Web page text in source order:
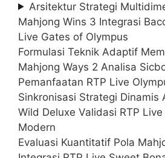
Arsitektur Strategi
Mahjong Wins 3 Integrasi
Live Gates of Olympus
Formulasi Teknik Adaptif
Mahjong Ways 2 Analisa
Pemanfaatan RTP Live
Sinkronisasi Strategi Dinamis
Wild Deluxe Validasi RTP
Modern
Evaluasi Kuantitatif Pola